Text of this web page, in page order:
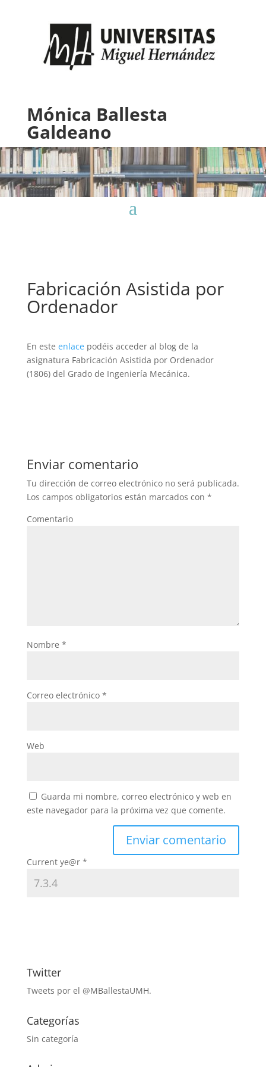
Mónica Ballesta
Galdeano
Fabricación Asistida por
Ordenador
En este enlacepodéis acceder al blog de la
asignatura Fabricación Asistida por Ordenador
(1806) del Grado de Ingeniería Mecánica.
Enviar comentario
Tu dirección de correo electrónico no será publicada.
Los campos obligatorios están marcados con *
Comentario
Nombre *
Correo electrónico *
Web
Guarda mi nombre, correo electrónico y web en
este navegador para la próxima vez que comente.
Current ye@r *
Twitter
Tweets por el @MBallestaUMH.
Categorías
Sin categoría